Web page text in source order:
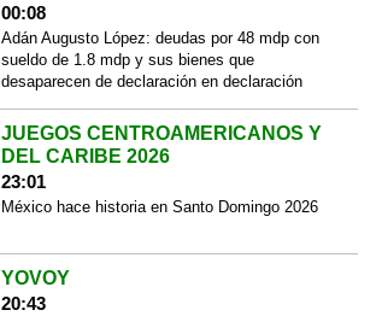
00:08
Adán Augusto López: deudas por 48 mdp con
sueldo de 1.8 mdp y sus bienes que
desaparecen de declaración en declaración
JUEGOS CENTROAMERICANOS Y
DEL CARIBE 2026
23:01
México hace historia en Santo Domingo 2026
YOVOY
20:43